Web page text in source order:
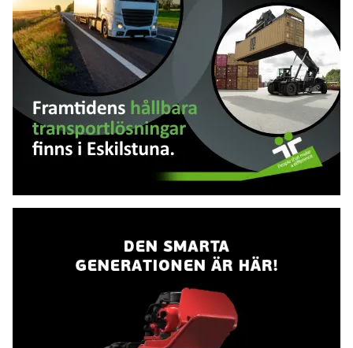
ser fram emot att myndigheten börjar sitt arbete
den 1 januari 2027, säger energi- och
näringsminister Ebba Busch. Den nya gemensamma
myndigheten ska få en ny instruktion som enligt
regeringen speglar de nuvarande myndigheternas
verksamheter.– Trafikanalys viktiga arbete
fortsätter i en ny och starkare organisation. När
Tillväxtanalys och Trafikanalys nu blir en myndighet
samlas kompetens som kan ge ett ännu bättre
transportinfrastrukturen, dess framtida behov och
bostadsminister Andreas Carlson. Regeringen menar
att en samlad analys- och utvärderingsmyndighet
med ansvar för både tillväxt och infrastruktur ger
bättre förutsättningar för heltäckande analyser,
samt synergieffekter. – Regeringen vill ha en
effektivare stat, bland annat genom att minska